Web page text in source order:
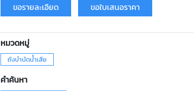
ขอรายละเอียด ขอใบเสนอราคา
หมวดหมู่
ถังบำบัดน้ำเสีย
คำค้นหา